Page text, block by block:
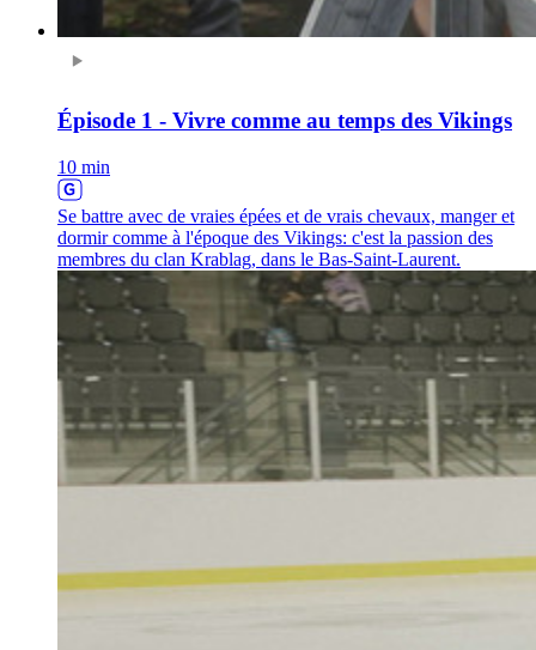
Épisode 1 - Vivre comme au temps des Vikings
10 min
Se battre avec de vraies épées et de vrais chevaux, manger et
dormir comme à l'époque des Vikings: c'est la passion des
membres du clan Krablag, dans le Bas-Saint-Laurent.